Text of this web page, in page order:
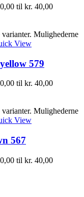
til kr. 40,00
Mulighederne
View
579
til kr. 40,00
Mulighederne
View
567
til kr. 40,00